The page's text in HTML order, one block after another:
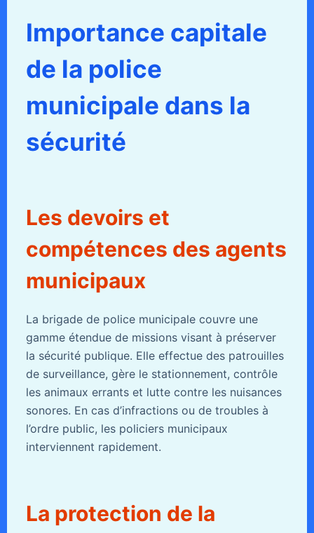
Importance capitale
de la police
municipale dans la
sécurité
Les devoirs et
compétences des agents
municipaux
La brigade de police municipale couvre une
gamme étendue de missions visant à préserver
la sécurité publique. Elle effectue des patrouilles
de surveillance, gère le stationnement, contrôle
les animaux errants et lutte contre les nuisances
sonores. En cas d’infractions ou de troubles à
l’ordre public, les policiers municipaux
interviennent rapidement.
La protection de la